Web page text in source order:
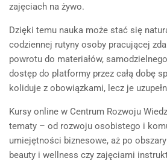
zajęciach na żywo.
Dzięki temu nauka może stać się
codziennej rutyny osoby pracującej
powrotu do materiałów,
dostęp do platformy przez całą dobę
koliduje z obowiązkami, lecz je
Kursy online w Centrum Rozwoju
tematy – od rozwoju osobistego i
umiejętności biznesowe, aż po
beauty i wellness czy zajęciami